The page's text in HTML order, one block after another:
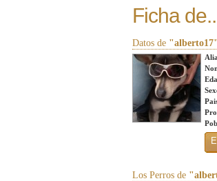
Ficha
Datos de
Los Perros de